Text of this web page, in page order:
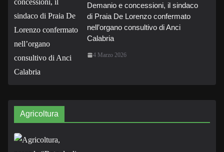
Demanio e concessioni, il sindaco
di Praia De Lorenzo confermato
nell’organo consultivo di Anci
Calabria
4 Marzo 2026
Agricoltura